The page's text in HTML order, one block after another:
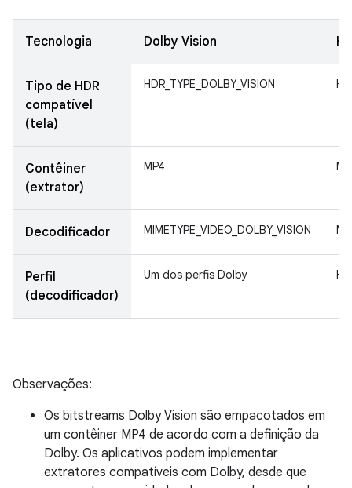
Tecnologia Dolby Vision
Tipo de HDR
compatível
(tela)
HDR_TYPE_DOLBY_VISION
Contêiner
(extrator)
MP4
Decodificador MIMETYPE_VIDEO_DOLBY_VISION
Perfil
(decodificador)
Um dos perfis Dolby
Observações:
Os bitstreams Dolby Vision são empacotados em
um contêiner MP4 de acordo com a definição da
Dolby. Os aplicativos podem implementar
extratores compatíveis com Dolby, desde que